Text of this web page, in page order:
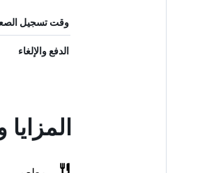
وقت تسجيل
الدفع والإلغاء